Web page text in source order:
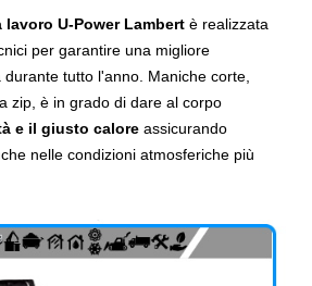
lavoro U-Power Lambertè realizzata
per garantire una migliore
tutto l'anno. Maniche corte,
zip, è in grado di dare al corpo
e il giusto caloreassicurando
nelle condizioni atmosferiche più